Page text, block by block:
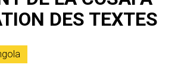
DES TEXTES